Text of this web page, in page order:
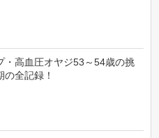
・高血圧オヤジ53～54歳の挑
全記録！